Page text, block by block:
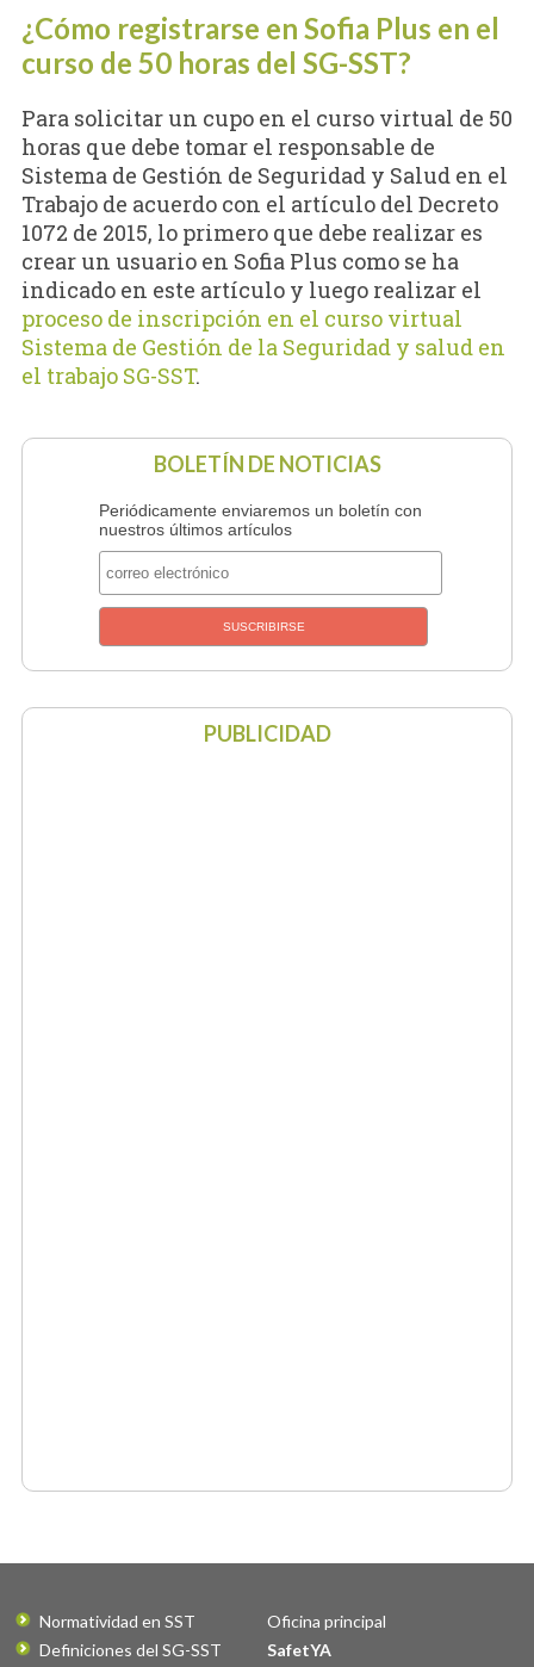
¿Cómo registrarse en Sofia Plus en el
curso de 50 horas del SG-SST?
Para solicitar un cupo en el curso virtual de 50
horas que debe tomar el responsable de
Sistema de Gestión de Seguridad y Salud en el
Trabajo de acuerdo con el artículo del Decreto
1072 de 2015, lo primero que debe realizar es
crear un usuario en Sofia Plus como se ha
indicado en este artículo y luego realizar el
proceso de inscripción en el curso virtual
Sistema de Gestión de la Seguridad y salud en
el trabajo SG-SST.
BOLETÍN DE NOTICIAS
Periódicamente enviaremos un boletín con
nuestros últimos artículos
PUBLICIDAD
Normatividad en SST
Definiciones del SG-SST
Oficina principal
SafetYA